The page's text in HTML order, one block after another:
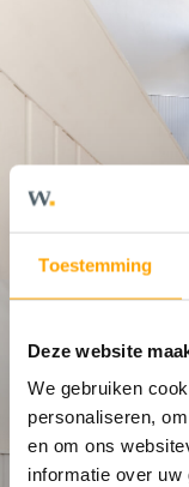
Toestemming
Deze website
We gebruiken
personaliseren,
en om ons
informatie over